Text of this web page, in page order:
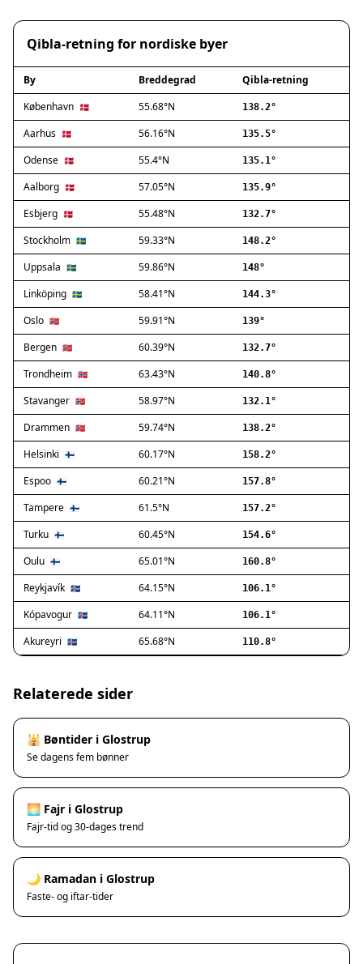
Sønderborg
Holbæk
Svendborg
Hjørring
Frederikshavn
Nørresundby
Haderslev
Albertslund
Allerød
Ballerup
Birkerød
Brøndby
Charlottenlund
Dragør
Farum
Fredensborg
Frederiksberg
Frederikssund
Frederiksværk
Gentofte
Gladsaxe
Glostrup
Greve
Hedehusene
Herlev
Hvidovre
Høje-Taastrup
Ishøj
Jyllinge
Lillerød
Lyngby
Vanløse
Haslev
Kalundborg
Korsør
Qibla-retning for nordiske byer
By Breddegrad
Qibla-retning
København 🇩🇰 55.68°N 138.2°
Aarhus 🇩🇰 56.16°N 135.5°
Odense 🇩🇰 55.4°N 135.1°
Aalborg 🇩🇰 57.05°N 135.9°
Esbjerg 🇩🇰 55.48°N 132.7°
Stockholm 🇸🇪 59.33°N 148.2°
Uppsala 🇸🇪 59.86°N 148°
Linköping 🇸🇪 58.41°N 144.3°
Oslo 🇳🇴 59.91°N 139°
Bergen 🇳🇴 60.39°N 132.7°
Trondheim 🇳🇴 63.43°N 140.8°
Stavanger 🇳🇴 58.97°N 132.1°
Drammen 🇳🇴 59.74°N 138.2°
Helsinki 🇫🇮 60.17°N 158.2°
Espoo 🇫🇮 60.21°N 157.8°
Tampere 🇫🇮 61.5°N 157.2°
Turku 🇫🇮 60.45°N 154.6°
Oulu 🇫🇮 65.01°N 160.8°
Reykjavík 🇮🇸 64.15°N 106.1°
Kópavogur 🇮🇸 64.11°N 106.1°
Akureyri 🇮🇸 65.68°N 110.8°
Relaterede sider
🕌 Bøntider i Glostrup
Se dagens fem bønner
🌅 Fajr i Glostrup
Fajr-tid og 30-dages trend
🌙 Ramadan i Glostrup
Faste- og iftar-tider